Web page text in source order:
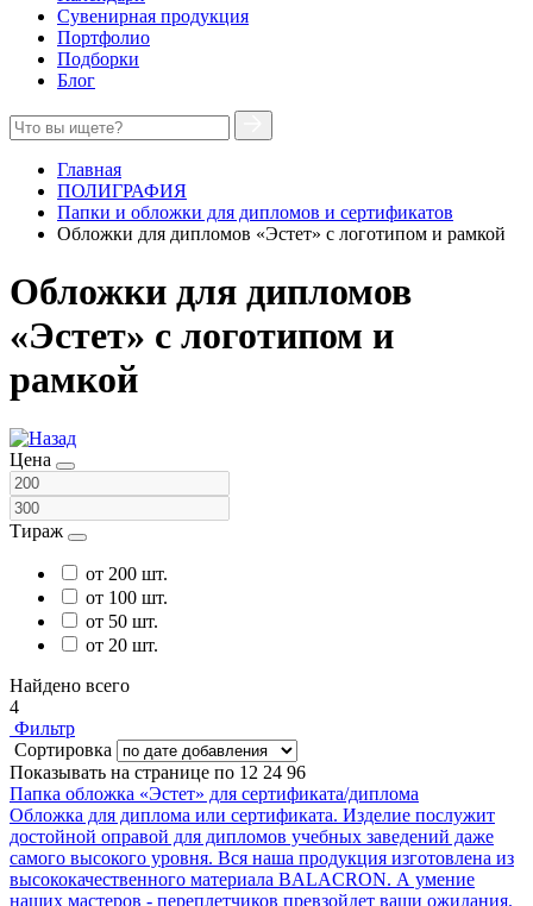
Сувенирная продукция
Портфолио
Подборки
Блог
Главная
ПОЛИГРАФИЯ
Папки и обложки для дипломов и сертификатов
Обложки для дипломов «Эстет» с логотипом и рамкой
Обложки для дипломов
«Эстет» с логотипом и
рамкой
Цена
Тираж
от 200 шт.
от 100 шт.
от 50 шт.
от 20 шт.
Найдено всего
4
Фильтр
Сортировка
Показывать на странице по 12 24 96
Папка обложка «Эстет» для сертификата/диплома
Обложка для диплома или сертификата. Изделие послужит
достойной оправой для дипломов учебных заведений даже
самого высокого уровня. Вся наша продукция изготовлена из
высококачественного материала BALACRON. А умение
наших мастеров - переплетчиков превзойдет ваши ожидания.